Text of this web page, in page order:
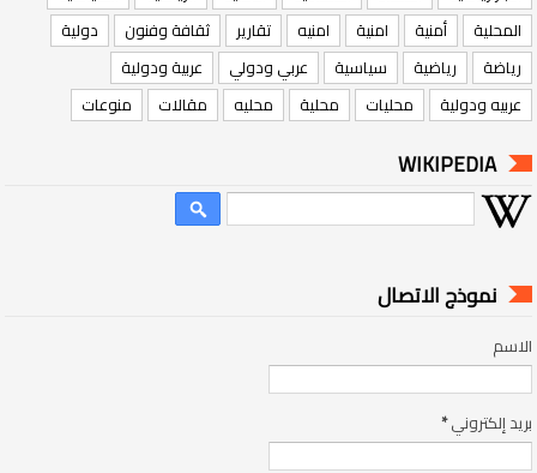
المحلية
أمنية امنية امنيه تقارير ثقافة وفنون
دولية
رياضة
رياضية سياسية عربي ودولي
عربية ودولية
عربيه ودولية
محليات محلية محليه مقالات منوعات
WIKIPEDIA
نموذج الاتصال
الاسم
بريد إلكتروني*